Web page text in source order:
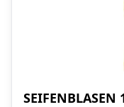
SEIFENBLASEN